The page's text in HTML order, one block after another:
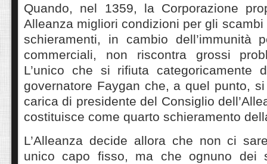
Quando, nel 1359, la Corporazione
Alleanza migliori condizioni per gli
schieramenti, in cambio dell’immunità
commerciali, non riscontra grossi
L’unico che si rifiuta categoricamente
governatore Faygan che, a quel punto,
carica di presidente del Consiglio
costituisce come quarto schieramento
L’Alleanza decide allora che non ci
unico capo fisso, ma che ognuno dei